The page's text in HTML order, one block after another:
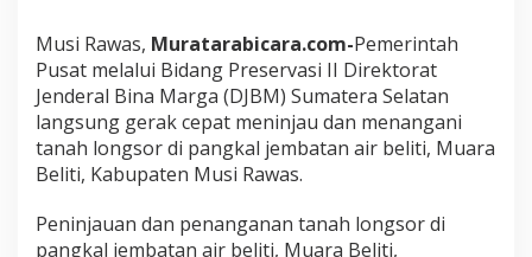
s
o
r
i
J
e
b
a
Musi Rawas, Muratarabicara.com-Pemerintah
Pusat melalui Bidang Preservasi II Direktorat
Jenderal Bina Marga (DJBM) Sumatera Selatan
langsung gerak cepat meninjau dan menangani
tanah longsor di pangkal jembatan air beliti, Muara
Beliti, Kabupaten Musi Rawas.
Peninjauan dan penanganan tanah longsor di
pangkal jembatan air beliti, Muara Beliti,